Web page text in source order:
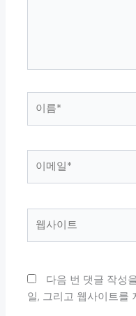
*
다음 번 댓글 작성
일, 그리고 웹사이트를